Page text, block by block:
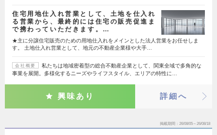
住宅用地仕入れ営業として、土地を仕入れ
る営業から、最終的には住宅の販売促進ま
で携わっていただきます。…
★主に分譲住宅販売のための用地仕入れをメインとした法人営業をお任せしま
す。 土地仕入れ営業として、地元の不動産企業様や大手…
会社概要
私たちは地域密着型の総合不動産企業として、関東全域で多角的な
事業を展開。多様化するニーズやライフスタイル、エリアの特性に…
興味あり 詳細へ
掲載期間 26/08/05～26/08/18